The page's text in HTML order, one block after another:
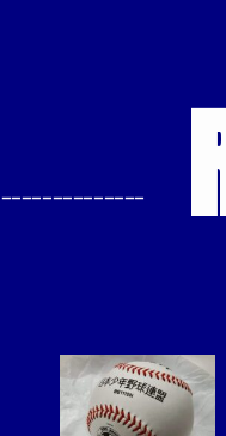
--------------